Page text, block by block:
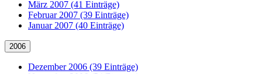
März 2007 (41 Einträge)
Februar 2007 (39 Einträge)
Januar 2007 (40 Einträge)
2006
Dezember 2006 (39 Einträge)